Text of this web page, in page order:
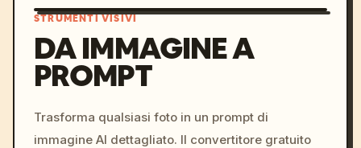
colors, 8k --v 6.0
STRUMENTI VISIVI
DA IMMAGINE A
PROMPT
Trasforma qualsiasi foto in un prompt di
immagine AI dettagliato. Il convertitore gratuito